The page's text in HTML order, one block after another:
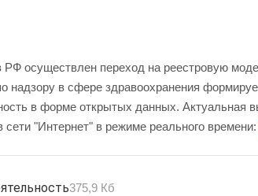
РФ осуществлен переход на реестровую
надзору в сфере здравоохранения
в форме открытых данных. Актуальная
сети "Интернет" в режиме реального времени:
375,9 Кб